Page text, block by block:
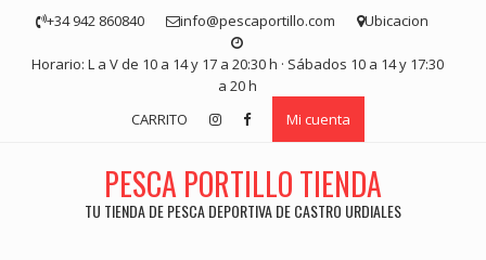
contenido
+34 942 860840 info@pescaportillo.com Ubicacion
Horario: L a V de 10 a 14 y 17 a 20:30 h · Sábados 10 a 14 y 17:30
a 20 h
CARRITO
Mi cuenta
PESCA PORTILLO TIENDA
TU TIENDA DE PESCA DEPORTIVA DE CASTRO URDIALES